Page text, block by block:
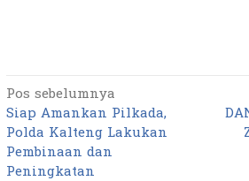
Navigasi
pos
Pos sebelumnya
Siap Amankan Pilkada,
Polda Kalteng Lakukan
Pembinaan dan
Peningkatan